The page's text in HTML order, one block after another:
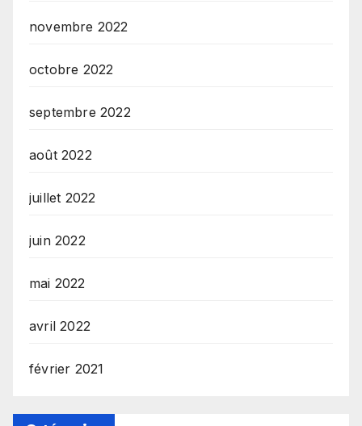
novembre 2022
octobre 2022
septembre 2022
août 2022
juillet 2022
juin 2022
mai 2022
avril 2022
février 2021